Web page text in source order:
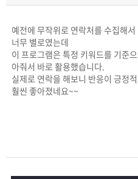
필
요
합
Q&A
프
로
프
예전에 무작위로 연락처를 수집해
너무 별로였는데
이 프로그램은 특정 키워드를 기준
아줘서 바로 활용했습니다.
실제로 연락을 해보니 반응이 긍정
훨씬 좋아졌네요~~